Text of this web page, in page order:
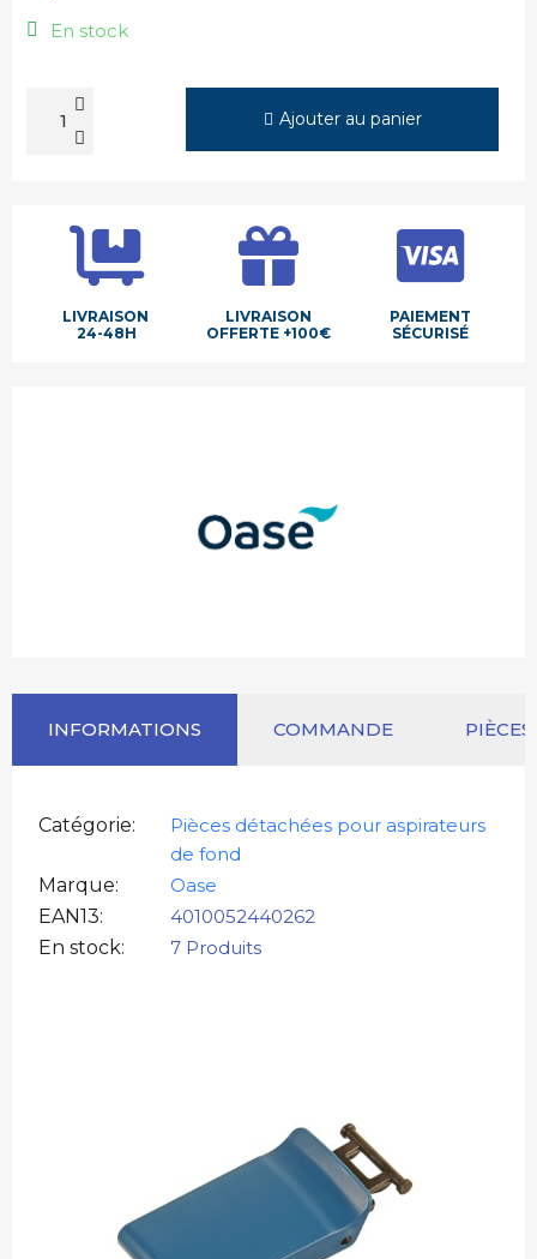
En stock
Ajouter au panier
LIVRAISON
24-48H
LIVRAISON
OFFERTE +100€
PAIEMENT
SÉCURISÉ
INFORMATIONS COMMANDE
Catégorie
Pièces détachées pour aspirateurs
de fond
Marque
Oase
EAN13
4010052440262
En stock
7 Produits